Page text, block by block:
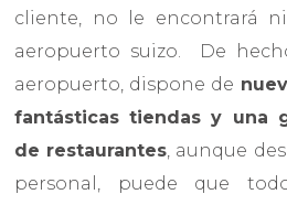
cliente, no le encontrará
aeropuerto suizo. De
aeropuerto, dispone de
fantásticas tiendas y una
de restaurantes, aunque
personal, puede que